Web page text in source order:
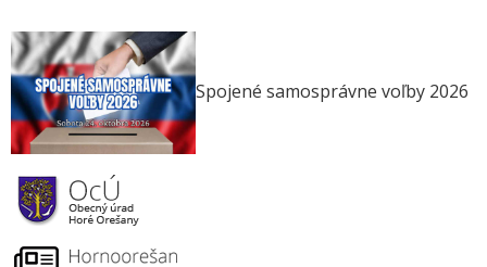
Spojené samosprávne voľby 2026